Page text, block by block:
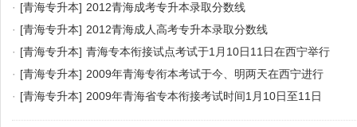
· [青海专升本] 2012青海成考专升本录取分数线
· [青海专升本] 2012青海成人高考专升本录取分数线
· [青海专升本] 青海专本衔接试点考试于1月10日11日在西宁举行
· [青海专升本] 2009年青海专衔本考试于今、明两天在西宁进行
· [青海专升本] 2009年青海省专本衔接考试时间1月10日至11日